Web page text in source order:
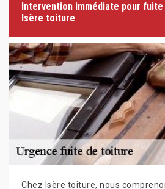
Intervention immédiate pour
Isère toiture
Chez Isère toiture, nous